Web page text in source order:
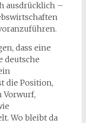
ausdrücklich –
dass eine
deutsche
die Position,
Vorwurf,
Wo bleibt da